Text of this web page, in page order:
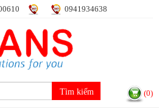
0941934638
(0)